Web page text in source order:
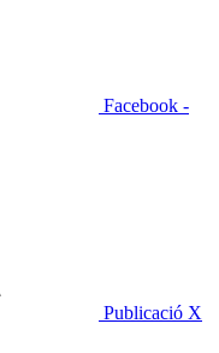
Facebook -
Publicació X